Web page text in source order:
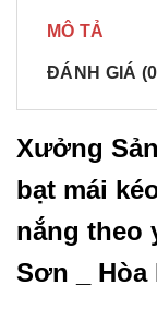
MÔ TẢ
ĐÁNH GIÁ
Xưởng
bạt mái
nắng theo
Sơn
_